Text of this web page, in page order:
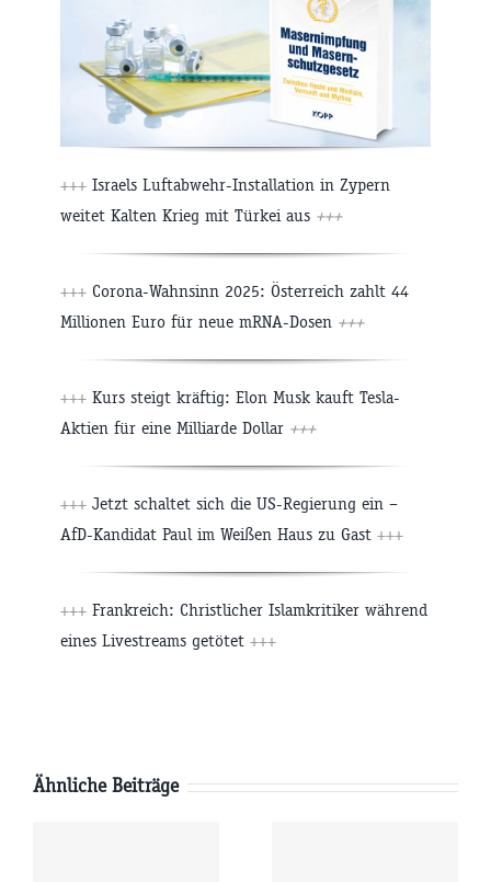
+++ Israels Luftabwehr-Installation in Zypern
weitet Kalten Krieg mit Türkei aus +++
+++ Corona-Wahnsinn 2025: Österreich zahlt 44
Millionen Euro für neue mRNA-Dosen +++
+++ Kurs steigt kräftig: Elon Musk kauft Tesla-
Aktien für eine Milliarde Dollar +++
+++ Jetzt schaltet sich die US-Regierung ein –
AfD-Kandidat Paul im Weißen Haus zu Gast +++
+++ Frankreich: Christlicher Islamkritiker während
eines Livestreams getötet +++
Ähnliche Beiträge